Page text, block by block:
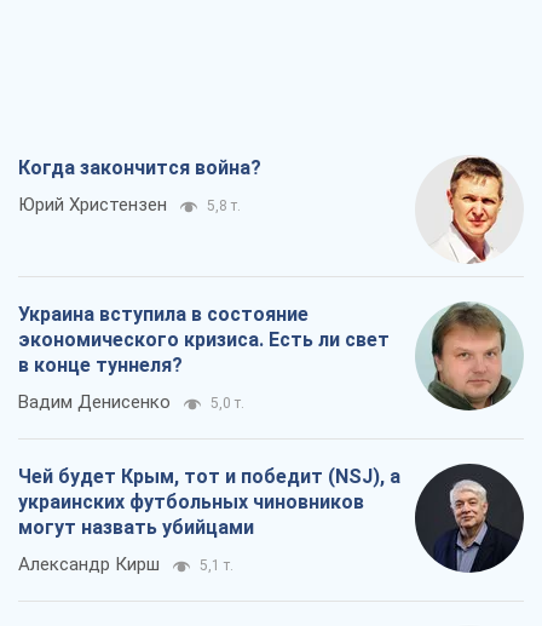
Когда закончится война?
Юрий Христензен 5,8 т.
Украина вступила в состояние
экономического кризиса. Есть ли свет
в конце туннеля?
Вадим Денисенко 5,0 т.
Чей будет Крым, тот и победит (NSJ), а
украинских футбольных чиновников
могут назвать убийцами
Александр Кирш 5,1 т.